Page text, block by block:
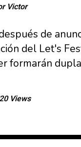
Victor
de
del Let's
formarán
Views